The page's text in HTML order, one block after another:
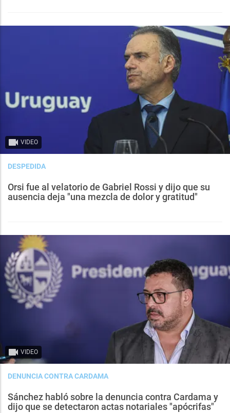
VIDEO
DESPEDIDA
Orsi fue al velatorio de Gabriel Rossi y dijo que su
ausencia deja "una mezcla de dolor y gratitud"
VIDEO
DENUNCIA CONTRA CARDAMA
Sánchez habló sobre la denuncia contra Cardama y
dijo que se detectaron actas notariales "apócrifas"